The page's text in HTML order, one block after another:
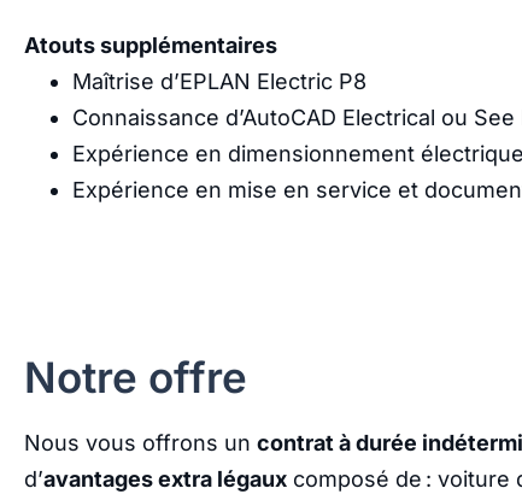
Atouts supplémentaires
Maîtrise d’EPLAN Electric P8
Connaissance d’AutoCAD Electrical ou See
Expérience en dimensionnement
Expérience en mise en service et
Notre offre
Nous vous offrons un contrat à durée
d’avantages extra légaux composé de : voiture